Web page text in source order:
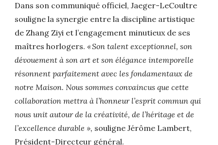
Dans son communiqué officiel, Jaeger-LeCoultre
souligne la synergie entre la discipline artistique
de Zhang Ziyi et l’engagement minutieux de ses
maîtres horlogers. « Son talent exceptionnel, son
dévouement à son art et son élégance intemporelle
résonnent parfaitement avec les fondamentaux de
notre Maison. Nous sommes convaincus que cette
collaboration mettra à l’honneur l’esprit commun qui
nous unit autour de la créativité, de l’héritage et de
l’excellence durable », souligne Jérôme Lambert,
Président-Directeur général.